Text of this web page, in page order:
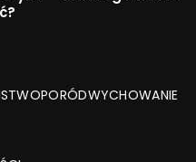
PORÓDWYCHOWANIE